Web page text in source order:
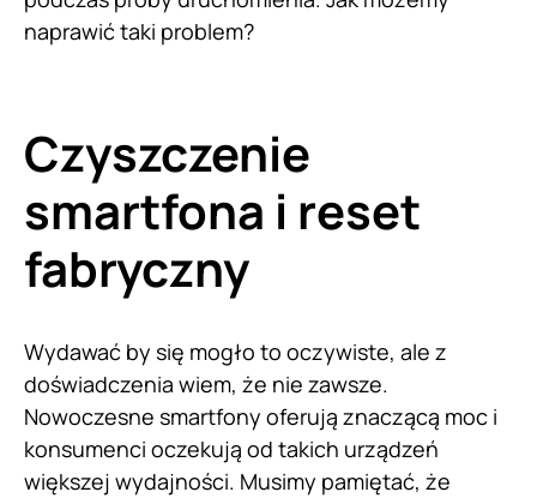
naprawić taki problem?
Czyszczenie
smartfona i reset
fabryczny
Wydawać by się mogło to oczywiste, ale z
doświadczenia wiem, że nie zawsze.
Nowoczesne smartfony oferują znaczącą moc i
konsumenci oczekują od takich urządzeń
większej wydajności. Musimy pamiętać, że